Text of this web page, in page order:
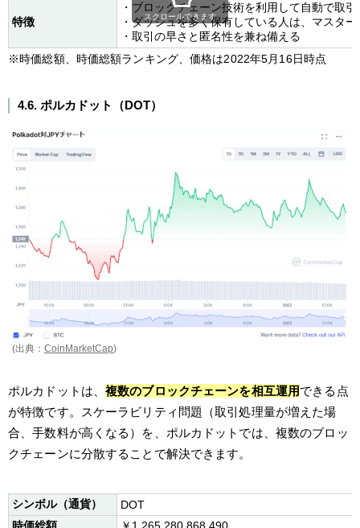
特徴
・ブロックチェーン技術を利用して自動で取
・ダッシュを多く保有している人は、マスタ
・取引の早さと匿名性を兼ね備える
スクロールできます
※時価総額、時価総額ランキング、価格は2022年5月16日時点
4.6. ポルカドット（DOT）
(出典： CoinMarketCap)
ポルカドットは、複数のブロックチェーンを相互運用できる点
が特徴です。スケーラビリティ問題（取引処理量が増えた場
合、手数料が高くなる）を、ポルカドットでは、複数のブロッ
クチェーンに分散することで解決できます。
シンボル（通貨）
DOT
時価総額
￥1,265,280,868,490